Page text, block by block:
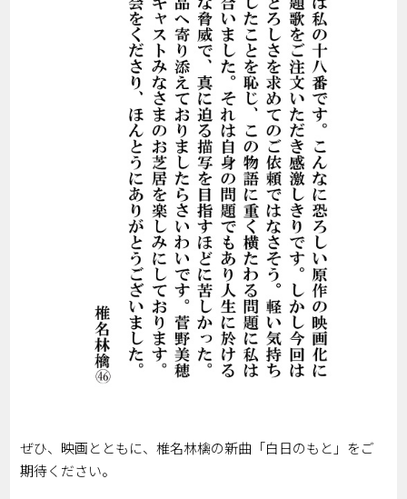
ぜひ、映画とともに、椎名林檎の新曲「白日のもと」をご
期待ください。